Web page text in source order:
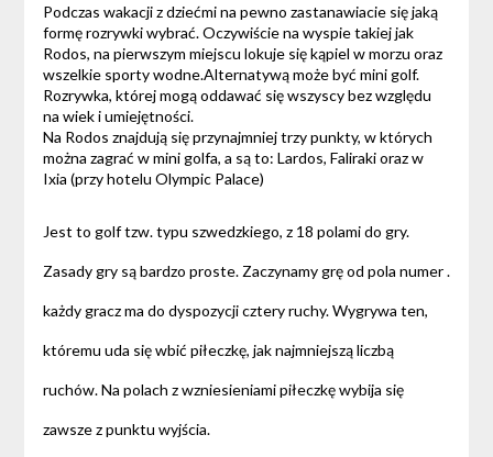
Podczas wakacji z dziećmi na pewno zastanawiacie się jaką
formę rozrywki wybrać. Oczywiście na wyspie takiej jak
Rodos, na pierwszym miejscu lokuje się kąpiel w morzu oraz
wszelkie sporty wodne.Alternatywą może być mini golf.
Rozrywka, której mogą oddawać się wszyscy bez względu
na wiek i umiejętności.
Na Rodos znajdują się przynajmniej trzy punkty, w których
można zagrać w mini golfa, a są to: Lardos, Faliraki oraz w
Ixia (przy hotelu Olympic Palace)
Jest to golf tzw. typu szwedzkiego, z 18 polami do gry.
Zasady gry są bardzo proste. Zaczynamy grę od pola numer .
każdy gracz ma do dyspozycji cztery ruchy. Wygrywa ten,
któremu uda się wbić piłeczkę, jak najmniejszą liczbą
ruchów. Na polach z wzniesieniami piłeczkę wybija się
zawsze z punktu wyjścia.